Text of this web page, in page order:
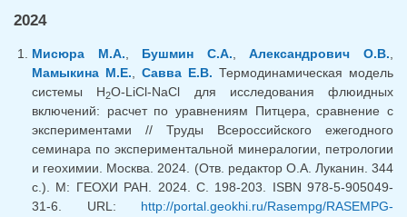
2024
Мисюра М.А., Бушмин С.А.,Александрович О.В.,
Мамыкина М.Е., Савва Е.В. Термодинамическая модель
системы H2O-LiCl-NaCl для исследования флюидных
включений: расчет по уравнениям Питцера, сравнение с
экспериментами // Труды Всероссийского ежегодного
семинара по экспериментальной минералогии, петрологии
и геохимии. Москва. 2024. (Отв. редактор О.А. Луканин. 344
с.). М: ГЕОХИ РАН. 2024. С. 198-203. ISBN 978-5-905049-
31-6. URL: http://portal.geokhi.ru/Rasempg/RASEMPG-